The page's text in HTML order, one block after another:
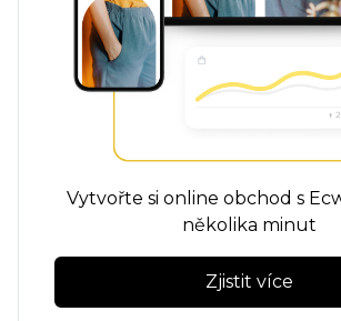
Vytvořte si online obchod s
několika minut
Zjistit více